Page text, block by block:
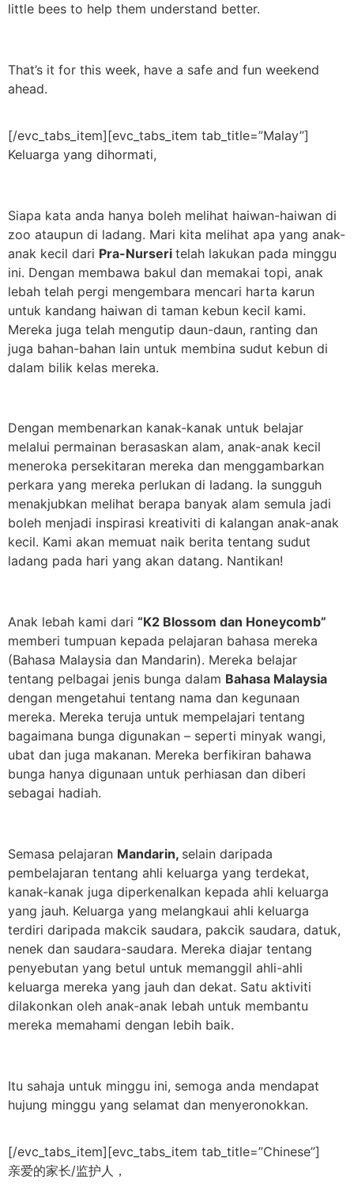
little bees to help them understand better.
That’s it for this week, have a safe and fun weekend
ahead.
[/evc_tabs_item][evc_tabs_item tab_title=”Malay”]
Keluarga yang dihormati,
Siapa kata anda hanya boleh melihat haiwan-haiwan di
zoo ataupun di ladang. Mari kita melihat apa yang anak-
anak kecil dari Pra-Nurseri telah lakukan pada minggu
ini. Dengan membawa bakul dan memakai topi, anak
lebah telah pergi mengembara mencari harta karun
untuk kandang haiwan di taman kebun kecil kami.
Mereka juga telah mengutip daun-daun, ranting dan
juga bahan-bahan lain untuk membina sudut kebun di
dalam bilik kelas mereka.
Dengan membenarkan kanak-kanak untuk belajar
melalui permainan berasaskan alam, anak-anak kecil
meneroka persekitaran mereka dan menggambarkan
perkara yang mereka perlukan di ladang. Ia sungguh
menakjubkan melihat berapa banyak alam semula jadi
boleh menjadi inspirasi kreativiti di kalangan anak-anak
kecil. Kami akan memuat naik berita tentang sudut
ladang pada hari yang akan datang. Nantikan!
Anak lebah kami dari “K2 Blossom dan Honeycomb”
memberi tumpuan kepada pelajaran bahasa mereka
(Bahasa Malaysia dan Mandarin). Mereka belajar
tentang pelbagai jenis bunga dalam Bahasa Malaysia
dengan mengetahui tentang nama dan kegunaan
mereka. Mereka teruja untuk mempelajari tentang
bagaimana bunga digunakan – seperti minyak wangi,
ubat dan juga makanan. Mereka berfikiran bahawa
bunga hanya digunaan untuk perhiasan dan diberi
sebagai hadiah.
Semasa pelajaran Mandarin, selain daripada
pembelajaran tentang ahli keluarga yang terdekat,
kanak-kanak juga diperkenalkan kepada ahli keluarga
yang jauh. Keluarga yang melangkaui ahli keluarga
terdiri daripada makcik saudara, pakcik saudara, datuk,
nenek dan saudara-saudara. Mereka diajar tentang
penyebutan yang betul untuk memanggil ahli-ahli
keluarga mereka yang jauh dan dekat. Satu aktiviti
dilakonkan oleh anak-anak lebah untuk membantu
mereka memahami dengan lebih baik.
Itu sahaja untuk minggu ini, semoga anda mendapat
hujung minggu yang selamat dan menyeronokkan.
[/evc_tabs_item][evc_tabs_item tab_title=”Chinese”]
亲爱的家长/监护人，